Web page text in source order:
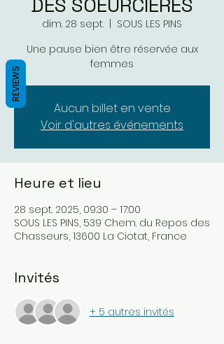
dim. 28 sept.
SOUS LES PINS
Une pause bien être réservée aux
femmes
Aucun billet en vente
Voir d'autres événements
Heure et lieu
28 sept. 2025, 09:30 – 17:00
SOUS LES PINS, 539 Chem. du Repos des
Chasseurs, 13600 La Ciotat, France
Invités
+ 5 autres invités
REVIEWS